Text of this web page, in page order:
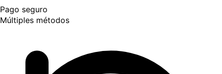
Pago seguro
Múltiples métodos